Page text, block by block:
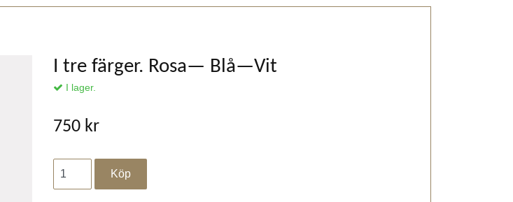
I tre färger. Rosa— Blå—Vit
I lager.
750 kr